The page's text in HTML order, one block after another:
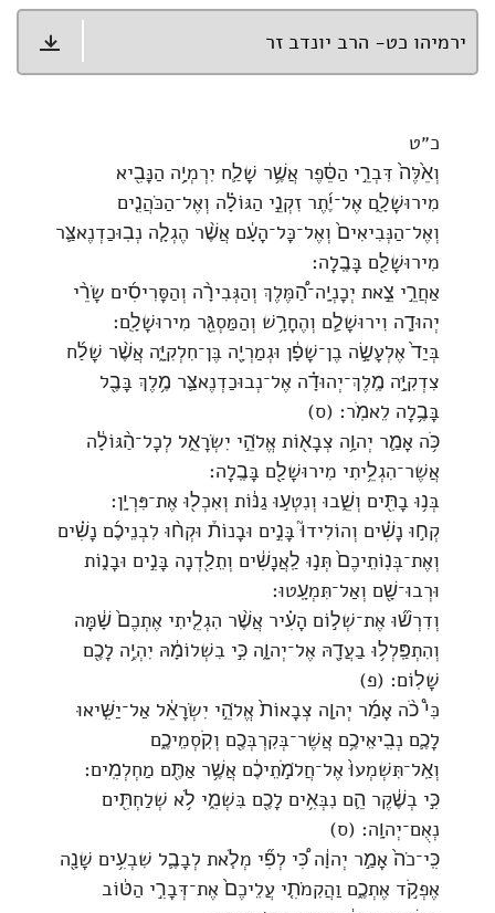
ירמיהו כט- הרב יונדב זר
כ״ט
וְאֵ֙לֶּה֙ דִּבְרֵ֣י הַסֵּ֔פֶר אֲשֶׁ֥ר שָׁלַ֛ח יִרְמְיָ֥ה הַנָּבִ֖יא
מִירוּשָׁלִָ֑ם אֶל־יֶ֜תֶר זִקְנֵ֣י הַגּוֹלָ֗ה וְאֶל־הַכֹּהֲנִ֤ים
וְאֶל־הַנְּבִיאִים֙ וְאֶל־כָּל־הָעָ֔ם אֲשֶׁ֨ר הֶגְלָ֧ה נְבֽוּכַדְנֶאצַּ֛ר
מִירוּשָׁלִַ֖ם בָּבֶֽלָה׃
אַחֲרֵ֣י צֵ֣את יְכָנְיָֽה־הַ֠מֶּלֶךְ וְהַגְּבִירָ֨ה וְהַסָּרִיסִ֜ים שָׂרֵ֨י
יְהוּדָ֧ה וִירוּשָׁלִַ֛ם וְהֶחָרָ֥שׁ וְהַמַּסְגֵּ֖ר מִירוּשָׁלִָֽם׃
בְּיַד֙ אֶלְעָשָׂ֣ה בֶן־שָׁפָ֔ן וּגְמַרְיָ֖ה בֶּן־חִלְקִיָּ֑ה אֲשֶׁ֨ר שָׁלַ֜ח
צִדְקִיָּ֣ה מֶֽלֶךְ־יְהוּדָ֗ה אֶל־נְבוּכַדְנֶאצַּ֛ר מֶ֥לֶךְ בָּבֶ֖ל
בָּבֶ֥לָה לֵאמֹֽר׃ (ס)
כֹּ֥ה אָמַ֛ר יְהוָ֥ה צְבָא֖וֹת אֱלֹהֵ֣י יִשְׂרָאֵ֑ל לְכָל־הַ֨גּוֹלָ֔ה
אֲשֶׁר־הִגְלֵ֥יתִי מִירוּשָׁלִַ֖ם בָּבֶֽלָה׃
בְּנ֥וּ בָתִּ֖ים וְשֵׁ֑בוּ וְנִטְע֣וּ גַנּ֔וֹת וְאִכְל֖וּ אֶת־פִּרְיָֽן׃
קְח֣וּ נָשִׁ֗ים וְהוֹלִידוּ֮ בָּנִ֣ים וּבָנוֹת֒ וּקְח֨וּ לִבְנֵיכֶ֜ם נָשִׁ֗ים
וְאֶת־בְּנֽוֹתֵיכֶם֙ תְּנ֣וּ לַֽאֲנָשִׁ֔ים וְתֵלַ֖דְנָה בָּנִ֣ים וּבָנ֑וֹת
וּרְבוּ־שָׁ֖ם וְאַל־תִּמְעָֽטוּ׃
וְדִרְשׁ֞וּ אֶת־שְׁל֣וֹם הָעִ֗יר אֲשֶׁ֨ר הִגְלֵ֤יתִי אֶתְכֶם֙ שָׁ֔מָּה
וְהִתְפַּֽלְל֥וּ בַעֲדָ֖הּ אֶל־יְהוָ֑ה כִּ֣י בִשְׁלוֹמָ֔הּ יִהְיֶ֥ה לָכֶ֖ם
שָׁלֽוֹם׃ (פ)
כִּי֩ כֹ֨ה אָמַ֜ר יְהוָ֤ה צְבָאוֹת֙ אֱלֹהֵ֣י יִשְׂרָאֵ֔ל אַל־יַשִּׁ֧יאוּ
לָכֶ֛ם נְבִֽיאֵיכֶ֥ם אֲשֶׁר־בְּקִרְבְּכֶ֖ם וְקֹֽסְמֵיכֶ֑ם
וְאַֽל־תִּשְׁמְעוּ֙ אֶל־חֲלֹמֹ֣תֵיכֶ֔ם אֲשֶׁ֥ר אַתֶּ֖ם מַחְלְמִֽים׃
כִּ֣י בְשֶׁ֔קֶר הֵ֛ם נִבְּאִ֥ים לָכֶ֖ם בִּשְׁמִ֑י לֹ֥א שְׁלַחְתִּ֖ים
נְאֻם־יְהוָֽה׃ (ס)
כִּֽי־כֹה֙ אָמַ֣ר יְהוָ֔ה כִּ֠י לְפִ֞י מְלֹ֧את לְבָבֶ֛ל שִׁבְעִ֥ים שָׁנָ֖ה
אֶפְקֹ֣ד אֶתְכֶ֑ם וַהֲקִמֹתִ֤י עֲלֵיכֶם֙ אֶת־דְּבָרִ֣י הַטּ֔וֹב